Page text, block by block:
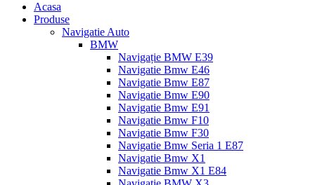
Acasa
Produse
Navigatie Auto
BMW
Navigație BMW E39
Navigatie Bmw E46
Navigatie Bmw E87
Navigatie Bmw E90
Navigatie Bmw E91
Navigatie Bmw F10
Navigatie Bmw F30
Navigatie Bmw Seria 1 E87
Navigatie Bmw X1
Navigatie Bmw X1 E84